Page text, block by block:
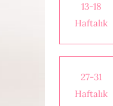
13-18
Haftalık
27-31
Haftalık